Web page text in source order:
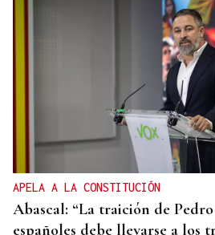
APELA A LA CONSTITUCIÓN
Abascal: “La traición de Pedro
españoles debe llevarse a los